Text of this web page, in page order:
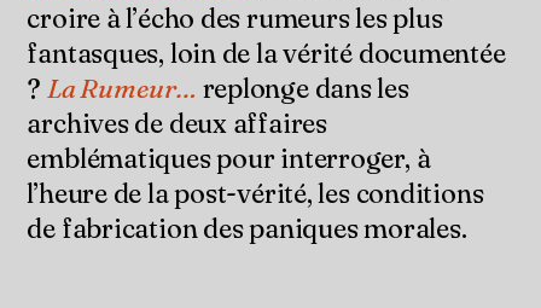
croire à l’écho des rumeurs les plus
fantasques, loin de la vérité documentée
? La Rumeur… replonge dans les
archives de deux affaires
emblématiques pour interroger, à
l’heure de la post-vérité, les conditions
de fabrication des paniques morales.